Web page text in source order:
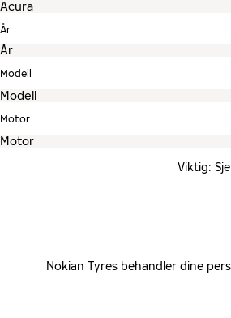
År
Modell
Motor
Viktig:
Nokian Tyres behandler dine